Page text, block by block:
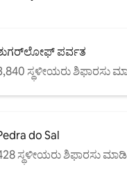
ಪರ್ವತ
ಸ್ಥಳೀಯರು ಶಿಫಾರಸು
do Sal
ಸ್ಥಳೀಯರು ಶಿಫಾರಸು